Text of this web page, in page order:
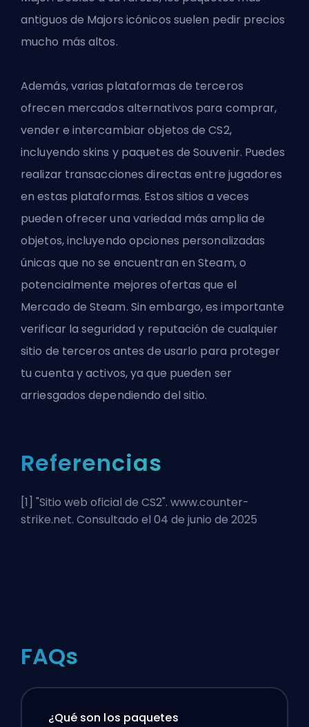
antiguos de Majors icónicos suelen pedir precios
mucho más altos.
Además, varias plataformas de terceros
ofrecen mercados alternativos para comprar,
vender e intercambiar objetos de CS2,
incluyendo skins y paquetes de Souvenir. Puedes
realizar transacciones directas entre jugadores
en estas plataformas. Estos sitios a veces
pueden ofrecer una variedad más amplia de
objetos, incluyendo opciones personalizadas
únicas que no se encuentran en Steam, o
potencialmente mejores ofertas que el
Mercado de Steam. Sin embargo, es importante
verificar la seguridad y reputación de cualquier
sitio de terceros antes de usarlo para proteger
tu cuenta y activos, ya que pueden ser
arriesgados dependiendo del sitio.
Referencias
[1] "Sitio web oficial de CS2". www.counter-
strike.net. Consultado el 04 de junio de 2025
FAQs
¿Qué son los paquetes